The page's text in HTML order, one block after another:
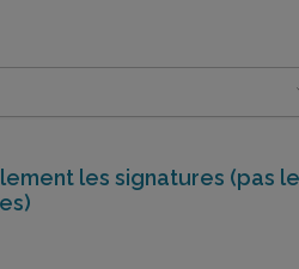
les signatures (pas